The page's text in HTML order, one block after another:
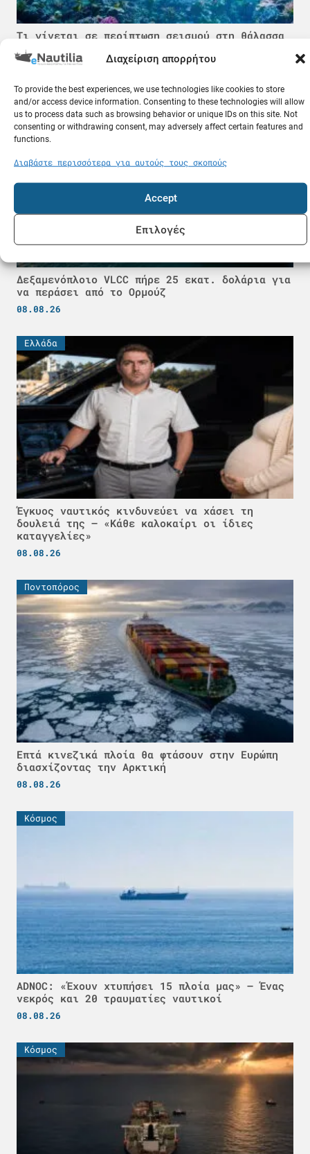
Διαχείριση απορρήτου
To provide the best experiences, we use technologies like cookies to store
and/or access device information. Consenting to these technologies will allow
us to process data such as browsing behavior or unique IDs on this site. Not
consenting or withdrawing consent, may adversely affect certain features and
functions.
Διαβάστε περισσότερα για αυτούς τους σκοπούς
Accept
Επιλογές
Τι γίνεται σε περίπτωση σεισμού στη θάλασσα
ενώ βρισκόμαστε στο πλοίο; Χρήσιμες
ερωτήσεις και απαντήσεις
Κόσμος
Δεξαμενόπλοιο VLCC πήρε 25 εκατ. δολάρια για
να περάσει από το Ορμούζ
08.08.26
Ελλάδα
Έγκυος ναυτικός κινδυνεύει να χάσει τη
δουλειά της – «Κάθε καλοκαίρι οι ίδιες
καταγγελίες»
08.08.26
Ποντοπόρος
Επτά κινεζικά πλοία θα φτάσουν στην Ευρώπη
διασχίζοντας την Αρκτική
08.08.26
Κόσμος
ADNOC: «Έχουν χτυπήσει 15 πλοία μας» – Ένας
νεκρός και 20 τραυματίες ναυτικοί
08.08.26
Κόσμος